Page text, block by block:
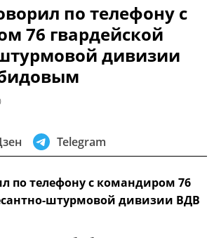
по телефону с
76 гвардейской
дивизии
Telegram
по телефону с командиром 76
штурмовой дивизии ВДВ